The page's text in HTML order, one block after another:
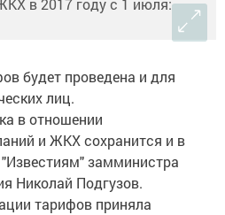
будет проведена и для
лиц.
в отношении
и ЖКХ сохранится и в
замминистра
Николай Подгузов.
тарифов приняла